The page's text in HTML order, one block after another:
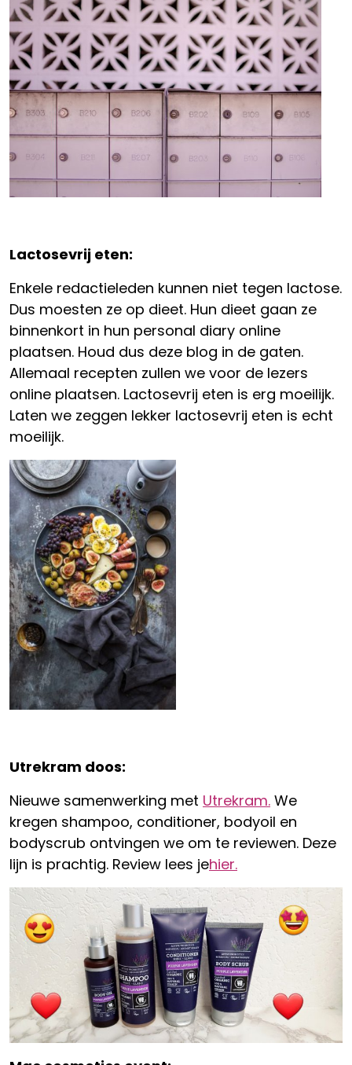
Lactosevrij eten:
Enkele redactieleden kunnen niet tegen lactose.
Dus moesten ze op dieet. Hun dieet gaan ze
binnenkort in hun personal diary online
plaatsen. Houd dus deze blog in de gaten.
Allemaal recepten zullen we voor de lezers
online plaatsen. Lactosevrij eten is erg moeilijk.
Laten we zeggen lekker lactosevrij eten is echt
moeilijk.
Utrekram doos:
Nieuwe samenwerking met Utrekram. We
kregen shampoo, conditioner, bodyoil en
bodyscrub ontvingen we om te reviewen. Deze
lijn is prachtig. Review lees jehier.